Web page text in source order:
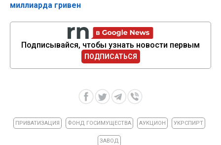
миллиарда гривен
Подписывайся, чтобы узнать новости первым
ПОДПИСАТЬСЯ
ПРИВАТИЗАЦИЯ ФОНД ГОСИМУЩЕСТВА АУКЦИОН УКРСПИРТ
ЗАВОД